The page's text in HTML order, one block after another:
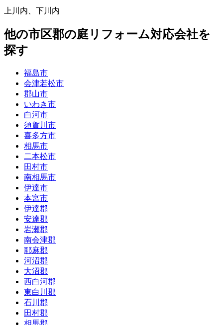
上川内 下川内
他の市区郡の庭リフォーム対応会社を
探す
福島市
会津若松市
郡山市
いわき市
白河市
須賀川市
喜多方市
相馬市
二本松市
田村市
南相馬市
伊達市
本宮市
伊達郡
安達郡
岩瀬郡
南会津郡
耶麻郡
河沼郡
大沼郡
西白河郡
東白川郡
石川郡
田村郡
相馬郡